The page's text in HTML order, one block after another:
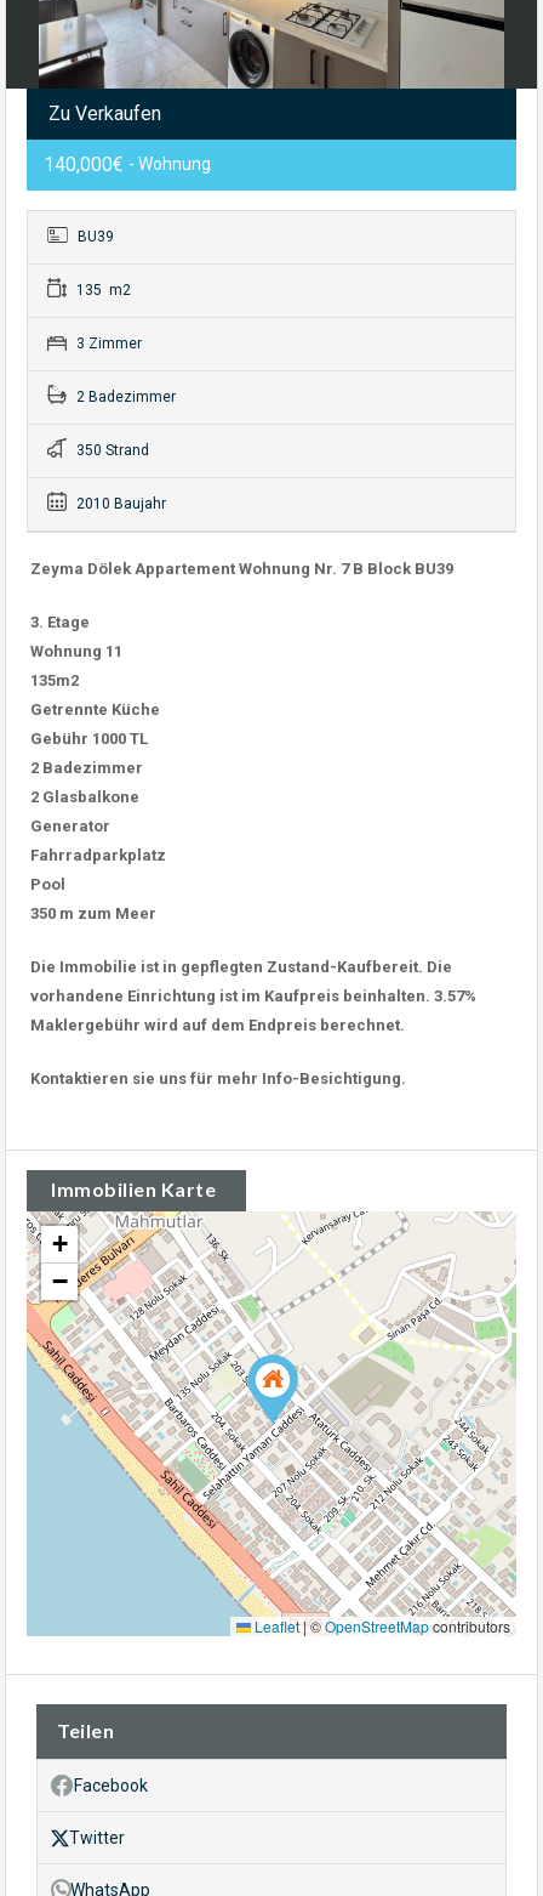
Zu Verkaufen
140,000€ - Wohnung
BU39
135 m2
3 Zimmer
2 Badezimmer
350 Strand
2010 Baujahr
Zeyma Dölek Appartement Wohnung Nr. 7 B Block BU39
3. Etage
Wohnung 11
135m2
Getrennte Küche
Gebühr 1000 TL
2 Badezimmer
2 Glasbalkone
Generator
Fahrradparkplatz
Pool
350 m zum Meer
Die Immobilie ist in gepflegten Zustand-Kaufbereit. Die
vorhandene Einrichtung ist im Kaufpreis beinhalten. 3.57%
Maklergebühr wird auf dem Endpreis berechnet.
Kontaktieren sie uns für mehr Info-Besichtigung.
Immobilien Karte
+
−
Leaflet |©OpenStreetMapcontributors
Teilen
Facebook
Twitter
WhatsApp